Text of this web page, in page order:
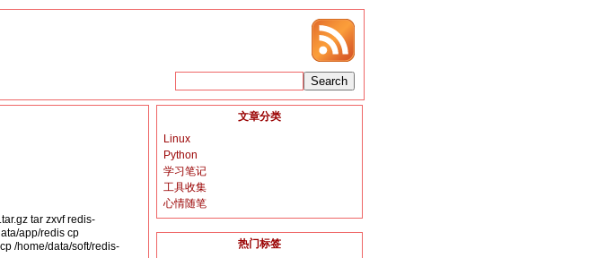
tar zxvf redis-
app/redis cp
/home/data/soft/redis-
文章分类
Linux
Python
学习笔记
工具收集
心情随笔
热门标签